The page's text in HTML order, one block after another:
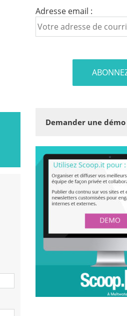
Adresse email :
Demander une démo